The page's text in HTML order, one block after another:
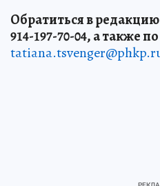
Обратиться в
914-197-70-04, а также